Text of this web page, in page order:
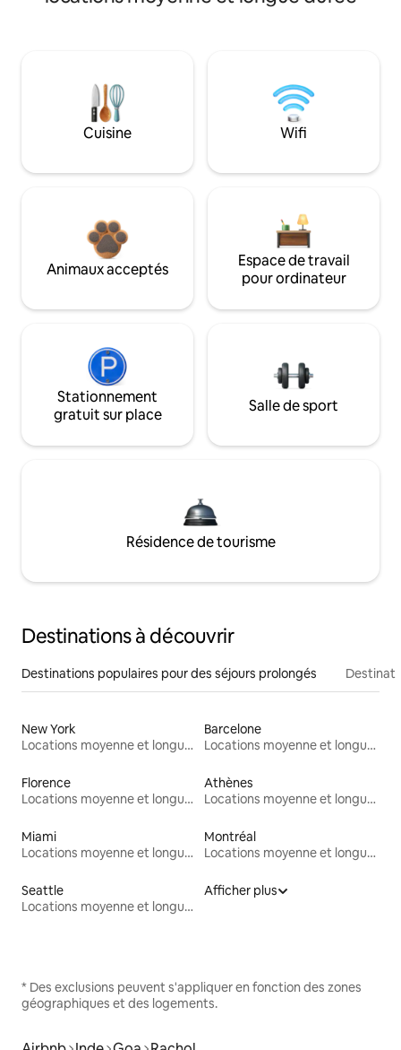
Cuisine Wifi
Animaux acceptés
Espace de travail
pour ordinateur
Stationnement
gratuit sur place
Salle de sport
Résidence de tourisme
Destinations à découvrir
Destinations populaires pour des séjours prolongés
New York
Locations moyenne et longue durée
Barcelone
Locations moyenne et longue durée
Florence
Locations moyenne et longue durée
Athènes
Locations moyenne et longue durée
Miami
Locations moyenne et longue durée
Montréal
Locations moyenne et longue durée
Seattle
Locations moyenne et longue durée
Afficher plus
* Des exclusions peuvent s'appliquer en fonction des zones
géographiques et des logements.